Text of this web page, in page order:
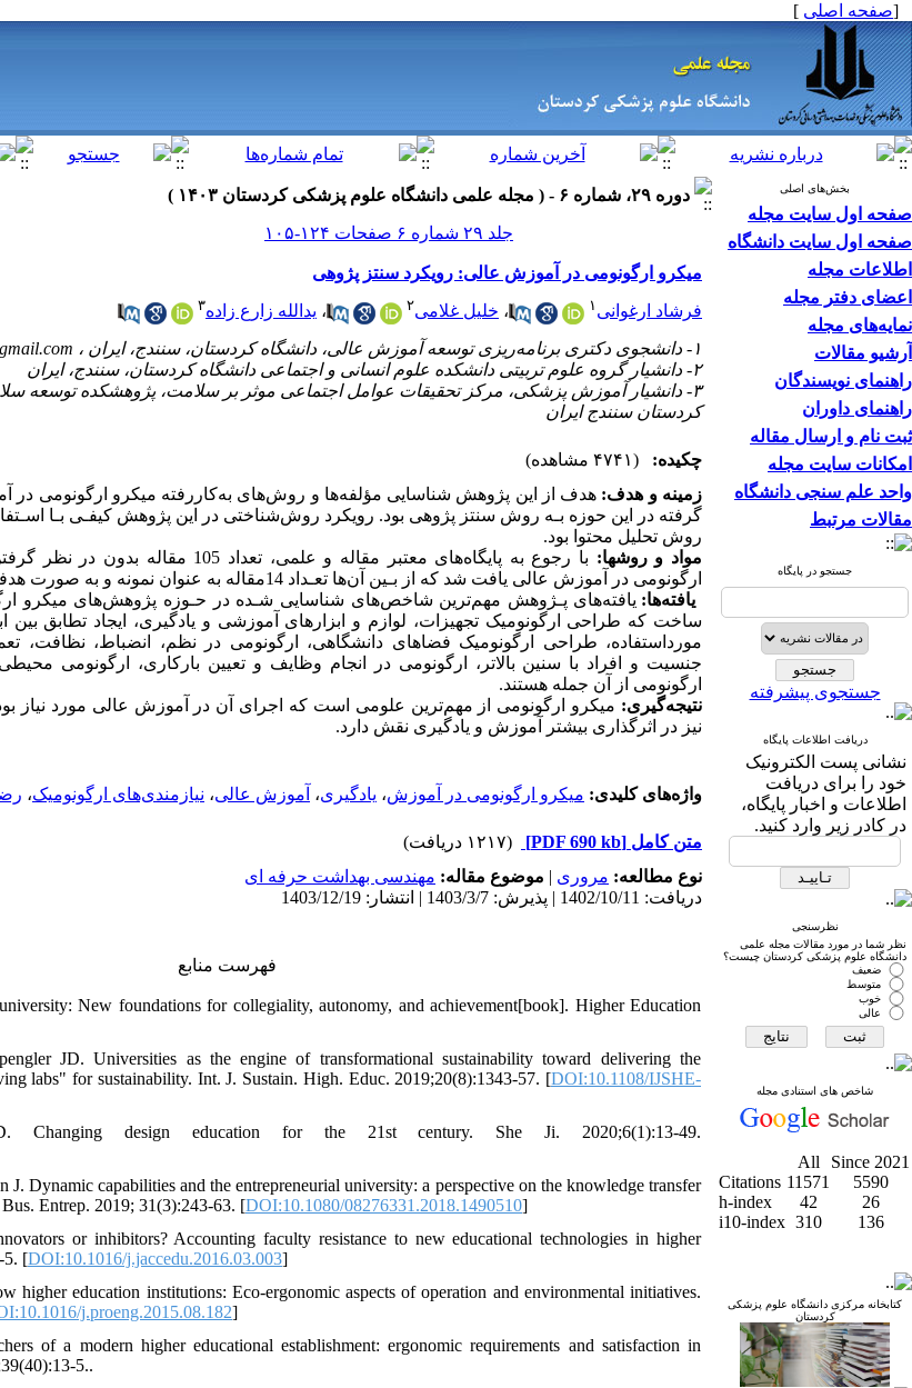
[صفحه اصلی ]
بخش‌های اصلی
صفحه اول سایت مجله
صفحه اول سایت دانشگاه
اطلاعات مجله
اعضای دفتر مجله
نمایه‌های مجله
آرشیو مقالات
راهنمای نویسندگان
راهنمای داوران
ثبت نام و ارسال مقاله
امکانات سایت مجله
واحد علم سنجی دانشگاه
مقالات مرتبط
جستجو در پایگاه
جستجوی پیشرفته
دریافت اطلاعات پایگاه
نشانی پست الکترونیک
خود را برای دریافت
اطلاعات و اخبار پایگاه،
در کادر زیر وارد کنید.
نظرسنجی
نظر شما در مورد مقالات مجله علمی
دانشگاه علوم پزشکی کردستان چیست؟
ضعیف
متوسط
خوب
عالی
شاخص های استنادی مجله
All
Since 2021
Citations 11571
5590
h-index
42
26
i10-index 310 136
کتابخانه مرکزی دانشگاه علوم پزشکی
کردستان
دوره ۲۹، شماره ۶ - ( مجله علمی دانشگاه علوم پزشکی کردستان ۱۴۰۳ )
جلد ۲۹ شماره ۶ صفحات ۱۲۴-۱۰۵
میکرو ارگونومی در آموزش عالی: رویکرد سنتز پژوهی
فرشاد ارغوانی ۱ ، خلیل غلامی۲ ، یدالله زارع زاده۳
۱- دانشجوی دکتری برنامه‌ریزی توسعه آموزش عالی، دانشگاه کردستان، سنندج، ایران ،
۲- دانشیار گروه علوم تربیتی دانشکده علوم انسانی و اجتماعی دانشگاه کردستان، سنندج، ایران
۳- دانشیار آموزش پزشکی، مرکز تحقیقات عوامل اجتماعی موثر بر سلامت، پژوهشکده توسعه
کردستان سنندج ایران
چکیده:
(۴۷۴۱ مشاهده)
زمینه و هدف: هدف از این پژوهش شناسایی مؤلفه‌ها و روش‌های به‌کاررفته میکرو ارگونومی
گرفته در این حوزه بـه روش سنتز پژوهی بود. رویکرد روش‌شناختی در این پژوهش کیفـی بـا
روش تحلیل محتوا بود.
مواد و روش­ها:
با رجوع به پایگاه‌های معتبر مقاله و علمی،
ارگونومی در آموزش عالی یافت شد که از بـین آن‌ها تعـداد 14مقاله به عنوان نمونه و به صورت هدفمند انتخـاب گردیـد.
یافته‌ها: یافته‌های پـژوهش مهم‌ترین شاخص‌های شناسایی شـده در حـوزه پژوهش‌های میکرو
ساخت که طراحی ارگونومیک تجهیزات، لوازم و ابزارهای آموزشی و یادگیری، ایجاد تطابق بین
مورداستفاده، طراحی ارگونومیک فضاهای دانشگاهی، ارگونومی در نظم، انضباط، نظافت،
جنسیت و افراد با سنین بالاتر، ارگونومی در انجام وظایف و تعیین بارکاری، ارگونومی
ارگونومی از آن جمله هستند.
نتیجه‌گیری: میکرو ارگونومی از مهم‌ترین علومی است که اجرای آن در آموزش عالی مورد نیاز
نیز در اثرگذاری بیشتر آموزش و یادگیری نقش دارد.
واژه‌های کلیدی: میکرو ارگونومی در آموزش، یادگیری، آموزش عالی، نیازمندی‌های ارگونومیک،
متن کامل [PDF 690 kb]
(۱۲۱۷ دریافت)
نوع مطالعه: مروری | موضوع مقاله: مهندسی بهداشت حرفه ای
دریافت: 1402/10/11 | پذیرش: 1403/3/7 | انتشار: 1403/12/19
فهرست منابع
New foundations for collegiality, autonomy, and achievement[book]. Higher Education
JD. Universities as the engine of transformational sustainability toward delivering the
labs" for sustainability. Int. J. Sustain. High. Educ. 2019;20(8):1343-57. [DOI:10.1108/IJSHE-
design education for the 21st century. She Ji. 2020;6(1):13-49.
Dynamic capabilities and the entrepreneurial university: a perspective on the knowledge transfer
Entrep. 2019; 31(3):243-63. [DOI:10.1080/08276331.2018.1490510]
or inhibitors? Accounting faculty resistance to new educational technologies in higher
5. [DOI:10.1016/j.jaccedu.2016.03.003]
higher education institutions: Eco-ergonomic aspects of operation and environmental initiatives.
j.proeng.2015.08.182]
of a modern higher educational establishment: ergonomic requirements and satisfaction in
5..